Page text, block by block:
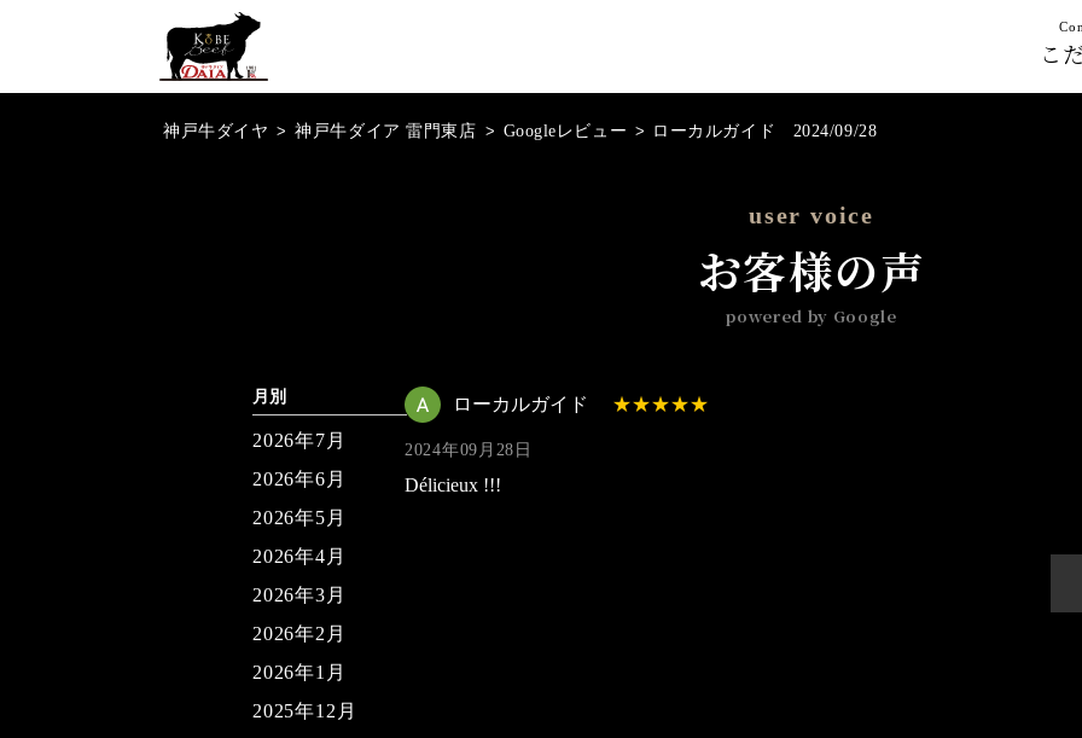
こ
神戸牛ダイヤ > 神戸牛ダイア 雷門東店 > Googleレビュー > ローカルガイド 2024/09/28
user voice
お客様の声
powered by Google
ローカルガイド
2024年09月28日
Délicieux !!!
月別
2026年7月
2026年6月
2026年5月
2026年4月
2026年3月
2026年2月
2026年1月
2025年12月